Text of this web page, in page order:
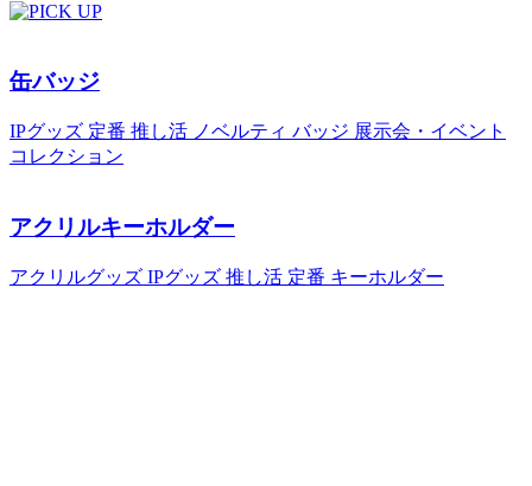
缶バッジ
IPグッズ 定番 推し活 ノベルティ バッジ 展示会・イベント
コレクション
アクリルキーホルダー
アクリルグッズ IPグッズ 推し活 定番 キーホルダー